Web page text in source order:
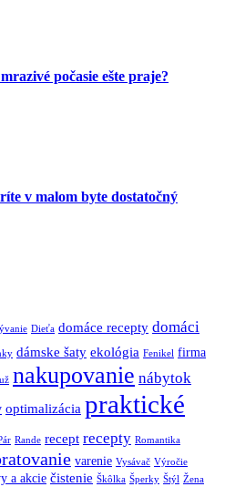
počasie ešte praje?
v malom byte dostatočný
Dieťa domáce recepty domáci
dámske šaty ekológia Fenikel firma
nakupovanie nábytok
optimalizácia praktické
Rande recept recepty Romantika
varenie Vysávač Výročie
a akcie čistenie Škôlka Šperky Štýl Žena